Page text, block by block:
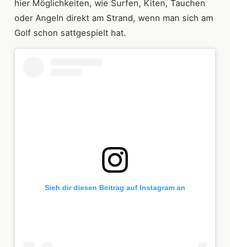
hier Möglichkeiten, wie Surfen, Kiten, Tauchen
oder Angeln direkt am Strand, wenn man sich am
Golf schon sattgespielt hat.
Sieh dir diesen Beitrag auf Instagram an